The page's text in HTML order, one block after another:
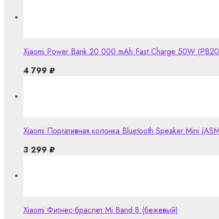
Xiaomi Power Bank 20 000 mAh Fast Charge 50W
4 799 ₽
Xiaomi Портативная колонка Bluetooth Speaker Mini
3 299 ₽
Xiaomi Фитнес-браслет Mi Band 8 (бежевый)